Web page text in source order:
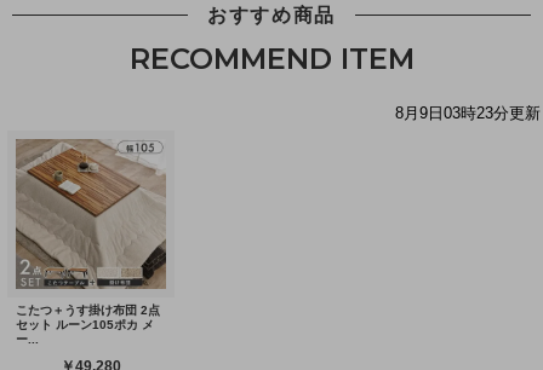
おすすめ商品
RECOMMEND ITEM